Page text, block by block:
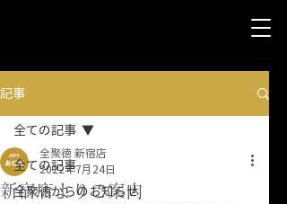
記事
全ての記事
全聚徳からのお知らせ
全ての記事
新宿店よりご案内
全聚徳 新宿店
2022年7月24日